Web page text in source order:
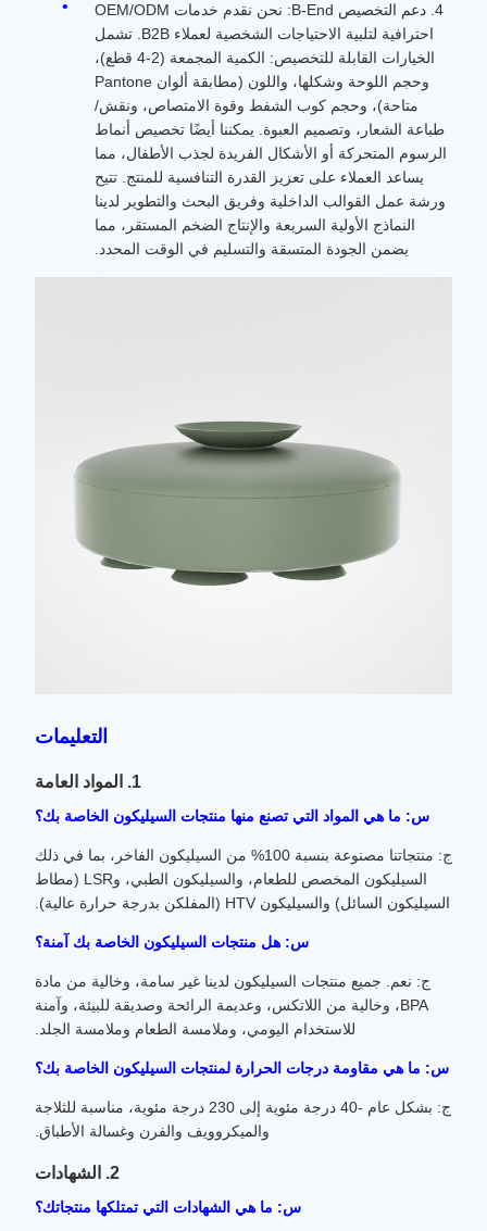
4. دعم التخصيص B-End: نحن نقدم خدمات OEM/ODM
احترافية لتلبية الاحتياجات الشخصية لعملاء B2B. تشمل
الخيارات القابلة للتخصيص: الكمية المجمعة (2-4 قطع)،
وحجم اللوحة وشكلها، واللون (مطابقة ألوان Pantone
متاحة)، وحجم كوب الشفط وقوة الامتصاص، ونقش/
طباعة الشعار، وتصميم العبوة. يمكننا أيضًا تخصيص أنماط
الرسوم المتحركة أو الأشكال الفريدة لجذب الأطفال، مما
يساعد العملاء على تعزيز القدرة التنافسية للمنتج. تتيح
ورشة عمل القوالب الداخلية وفريق البحث والتطوير لدينا
النماذج الأولية السريعة والإنتاج الضخم المستقر، مما
يضمن الجودة المتسقة والتسليم في الوقت المحدد.
التعليمات
1. المواد العامة
س: ما هي المواد التي تصنع منها منتجات السيليكون الخاصة بك؟
ج: منتجاتنا مصنوعة بنسبة 100% من السيليكون الفاخر، بما في ذلك
السيليكون المخصص للطعام، والسيليكون الطبي، وLSR (مطاط
السيليكون السائل) والسيليكون HTV (المفلكن بدرجة حرارة عالية).
س: هل منتجات السيليكون الخاصة بك آمنة؟
ج: نعم. جميع منتجات السيليكون لدينا غير سامة، وخالية من مادة
BPA، وخالية من اللاتكس، وعديمة الرائحة وصديقة للبيئة، وآمنة
للاستخدام اليومي، وملامسة الطعام وملامسة الجلد.
س: ما هي مقاومة درجات الحرارة لمنتجات السيليكون الخاصة بك؟
ج: بشكل عام -40 درجة مئوية إلى 230 درجة مئوية، مناسبة للثلاجة
والميكروويف والفرن وغسالة الأطباق.
2. الشهادات
س: ما هي الشهادات التي تمتلكها منتجاتك؟